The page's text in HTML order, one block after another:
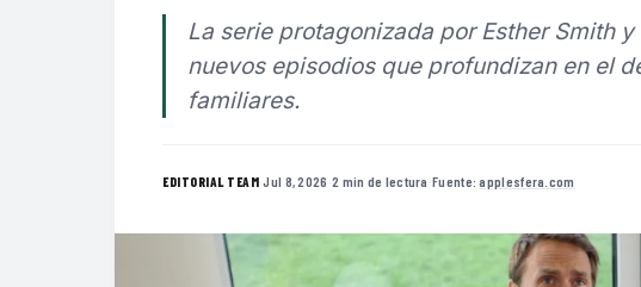
La serie protagonizada por Esther Smith
nuevos episodios que profundizan en el
familiares.
EDITORIAL TEAM·Jul 8, 2026 ·2 min de lectura ·Fuente:applesfera.com